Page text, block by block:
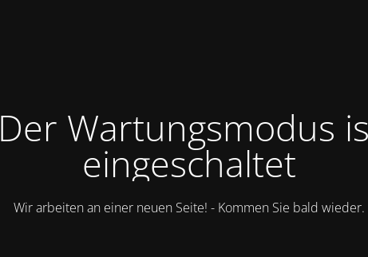
Der Wartungsmodus
eingeschaltet
Wir arbeiten an einer neuen Seite! - Kommen Sie bald wieder.